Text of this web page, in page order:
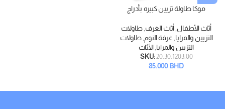
موكا طاولة تزيين كبيره بأدراج
أثاث الأطفال أثاث الغرف طاولات
التزيين والمرايا غرفة النوم ,طاولات
التزيين والمرايا الأثاث
SKU:20.30.1203.00
85.000BHD